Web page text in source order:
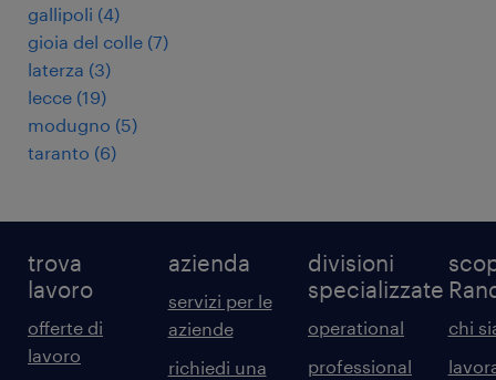
gallipoli (4)
gioia del colle (7)
laterza (3)
lecce (19)
modugno (5)
taranto (6)
trova
lavoro
offerte di
lavoro
azienda
servizi per le
aziende
richiedi una
divisioni
specializzate
operational
professional
chi